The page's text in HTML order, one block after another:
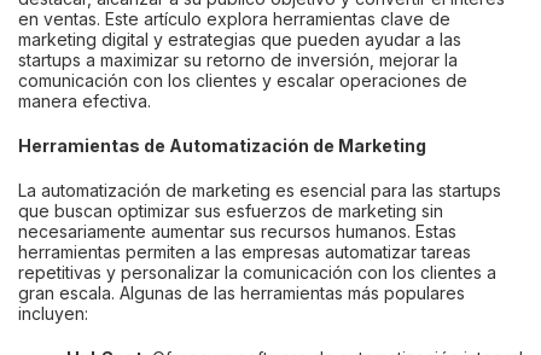
en ventas. Este artículo explora herramientas clave de
marketing digital y estrategias que pueden ayudar a las
startups a maximizar su retorno de inversión, mejorar la
comunicación con los clientes y escalar operaciones de
manera efectiva.
Herramientas de Automatización de Marketing
La automatización de marketing es esencial para las startups
que buscan optimizar sus esfuerzos de marketing sin
necesariamente aumentar sus recursos humanos. Estas
herramientas permiten a las empresas automatizar tareas
repetitivas y personalizar la comunicación con los clientes a
gran escala. Algunas de las herramientas más populares
incluyen: